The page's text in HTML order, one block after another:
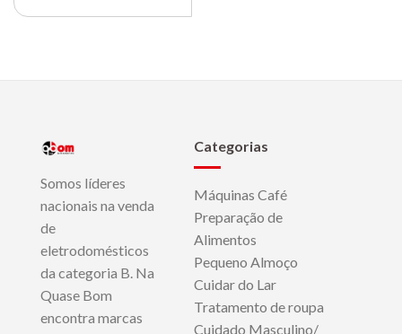
Somos líderes
nacionais na venda
de
eletrodomésticos
da categoria B. Na
Quase Bom
encontra marcas
Categorias
Máquinas Café
Preparação de
Alimentos
Pequeno Almoço
Cuidar do Lar
Tratamento de roupa
Cuidado Masculino/